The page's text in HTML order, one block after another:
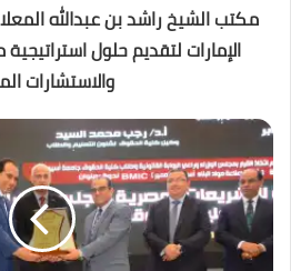
مكتب الشيخ راشد بن عبدالله
الإمارات لتقديم حلول
والاستشارات